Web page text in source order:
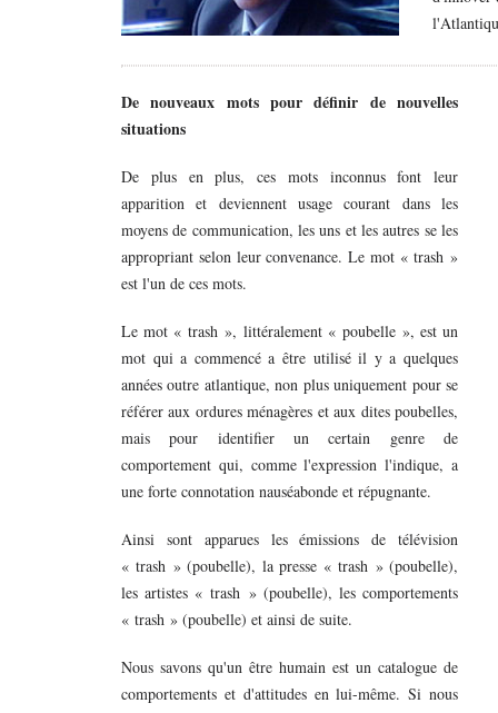
De nouveaux mots pour définir de nouvelles
situations
De plus en plus, ces mots inconnus font leur
apparition et deviennent usage courant dans les
moyens de communication, les uns et les autres se les
appropriant selon leur convenance. Le mot « trash »
est l'un de ces mots.
Le mot « trash », littéralement « poubelle », est un
mot qui a commencé a être utilisé il y a quelques
années outre atlantique, non plus uniquement pour se
référer aux ordures ménagères et aux dites poubelles,
mais pour identifier un certain genre de
comportement qui, comme l'expression l'indique, a
une forte connotation nauséabonde et répugnante.
Ainsi sont apparues les émissions de télévision
« trash » (poubelle), la presse « trash » (poubelle),
les artistes « trash » (poubelle), les comportements
« trash » (poubelle) et ainsi de suite.
Nous savons qu'un être humain est un catalogue de
comportements et d'attitudes en lui-même. Si nous